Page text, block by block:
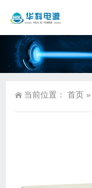
当前位置： 首页 »